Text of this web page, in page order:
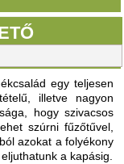
egy teljesen
illetve nagyon
hogy szivacsos
szúrni fűzőtűvel,
azokat a folyékony
a kapásig.